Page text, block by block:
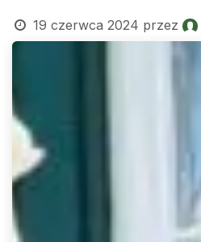
19 czerwca 2024 przez